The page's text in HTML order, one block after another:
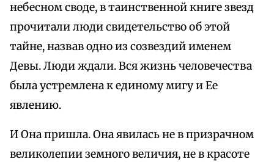
небесном своде, в таинственной книге звезд
прочитали люди свидетельство об этой
тайне, назвав одно из созвездий именем
Девы. Люди ждали. Вся жизнь человечества
была устремлена к единому мигу и Ее
явлению.
И Она пришла. Она явилась не в призрачном
великолепии земного величия, не в красоте